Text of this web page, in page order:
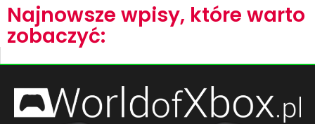
Najnowsze wpisy, które warto
zobaczyć: